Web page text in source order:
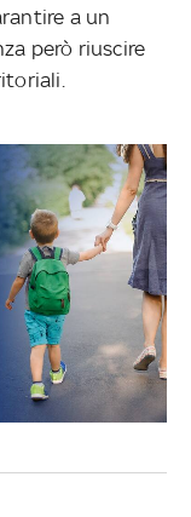
a un
però riuscire